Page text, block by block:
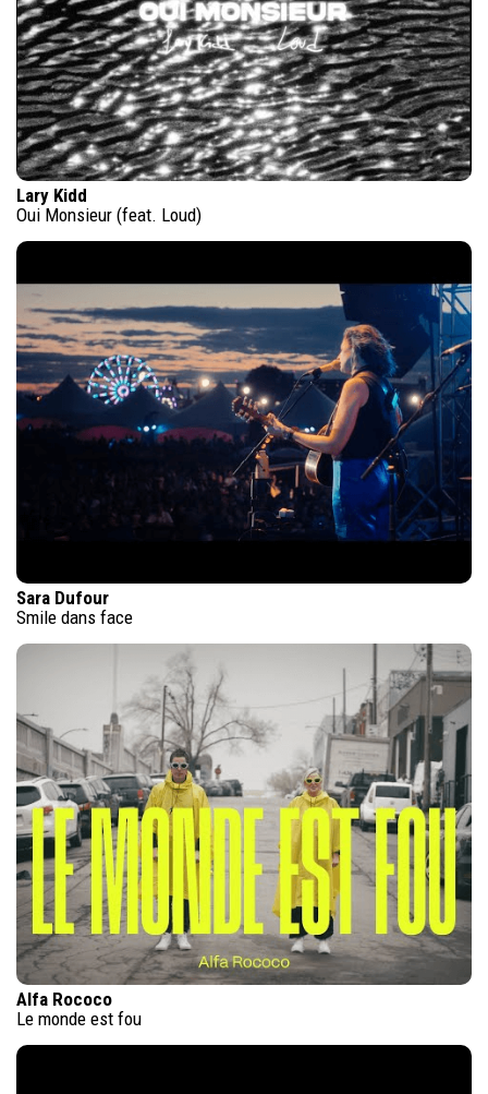
Lary Kidd
Oui Monsieur (feat. Loud)
Sara Dufour
Smile dans face
Alfa Rococo
Le monde est fou